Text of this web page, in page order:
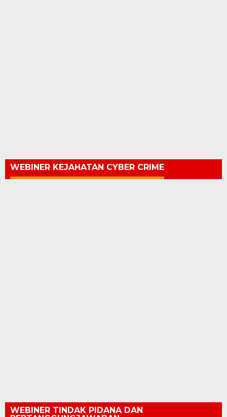
WEBINER KEJAHATAN CYBER CRIME
WEBINER TINDAK PIDANA DAN